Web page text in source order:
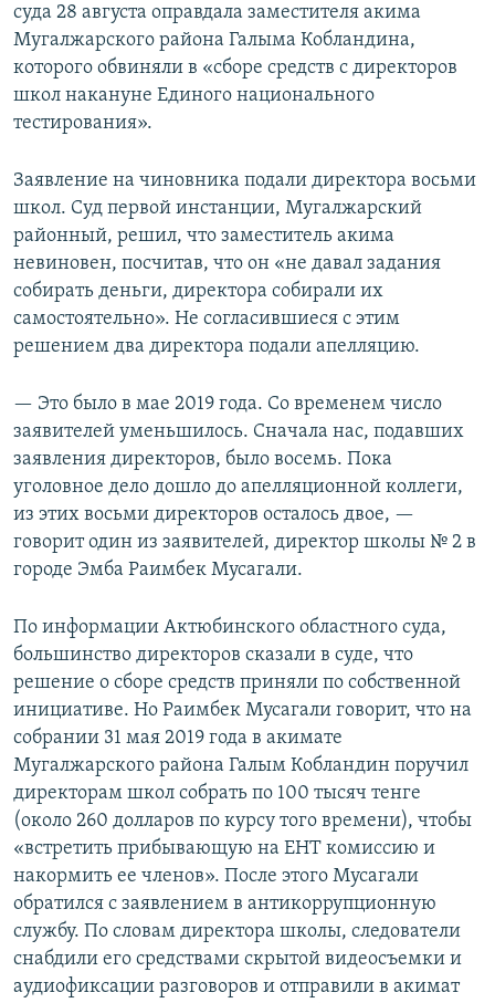
суда 28 августа оправдала заместителя акима
Мугалжарского района Галыма Кобландина,
которого обвиняли в «сборе средств с директоров
школ накануне Единого национального
тестирования».
Заявление на чиновника подали директора восьми
школ. Суд первой инстанции, Мугалжарский
районный, решил, что заместитель акима
невиновен, посчитав, что он «не давал задания
собирать деньги, директора собирали их
самостоятельно». Не согласившиеся с этим
решением два директора подали апелляцию.
— Это было в мае 2019 года. Со временем число
заявителей уменьшилось. Сначала нас, подавших
заявления директоров, было восемь. Пока
уголовное дело дошло до апелляционной коллеги,
из этих восьми директоров осталось двое, —
говорит один из заявителей, директор школы № 2 в
городе Эмба Раимбек Мусагали.
По информации Актюбинского областного суда,
большинство директоров сказали в суде, что
решение о сборе средств приняли по собственной
инициативе. Но Раимбек Мусагали говорит, что на
собрании 31 мая 2019 года в акимате
Мугалжарского района Галым Кобландин поручил
директорам школ собрать по 100 тысяч тенге
(около 260 долларов по курсу того времени), чтобы
«встретить прибывающую на ЕНТ комиссию и
накормить ее членов». После этого Мусагали
обратился с заявлением в антикоррупционную
службу. По словам директора школы, следователи
снабдили его средствами скрытой видеосъемки и
аудиофиксации разговоров и отправили в акимат